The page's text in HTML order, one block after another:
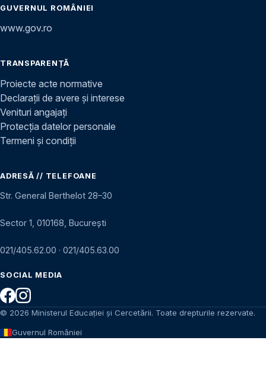
GUVERNUL ROMÂNIEI
www.gov.ro
TRANSPARENȚĂ
Proiecte acte normative
Declarații de avere și interese
Venituri angajați
Protecția datelor personale
Termeni și condiții
ADRESĂ // TELEFOANE
Str. General Berthelot 28–30
Sector 1, 010168, București
021/405.62.00 · 021/405.63.00
SOCIAL MEDIA
© 2026 Ministerul Educației și Cercetării. Toate drepturile rezervate.
Guvernul României